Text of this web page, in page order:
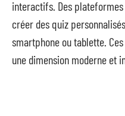
interactifs. Des
créer des quiz
smartphone ou tablette.
une dimension moderne et